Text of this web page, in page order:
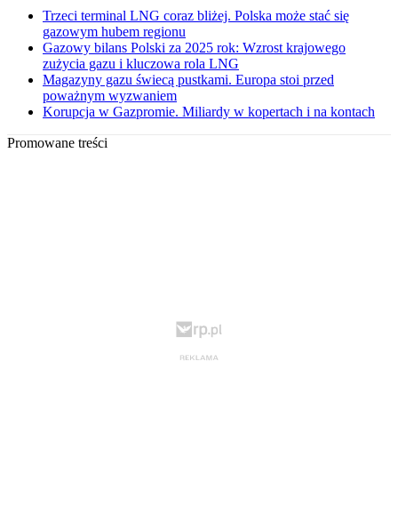
Trzeci terminal LNG coraz bliżej. Polska może stać się
gazowym hubem regionu
Gazowy bilans Polski za 2025 rok: Wzrost krajowego
zużycia gazu i kluczowa rola LNG
Magazyny gazu świecą pustkami. Europa stoi przed
poważnym wyzwaniem
Korupcja w Gazpromie. Miliardy w kopertach i na kontach
Promowane treści